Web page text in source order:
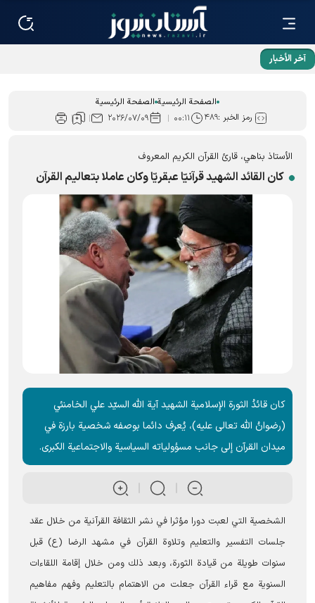
آخر الأخبار
الصفحة الرئيسية الصفحة الرئيسية
رمز الخبر :۴۸۹ ۰۰:۱۱ ۲۰۲۶/۰۷/۰۹
الأستاذ بناهي، قارئ القرآن الكريم المعروف
كان القائد الشهيد قرآنيّا عبقريّا وكان عاملا بتعاليم القرآن
كان قائدُ الثورة الإسلامیة الشهيد آية الله السيّد علي الخامنئي
(رضوانُ الله تعالى عليه)، يُعرف دائما بوصفه شخصية بارزة في
ميدان القرآن إلى جانب مسؤولياته السياسية والاجتماعية الكبرى.
الشخصية التي لعبت دورا مؤثرا في نشر الثقافة القرآنية من خلال عقد
جلسات التفسير والتعليم وتلاوة القرآن في مشهد الرضا (ع) قبل
سنوات طويلة من قيادة الثورة، وبعد ذلك ومن خلال إقامة اللقاءات
السنوية مع قراء القرآن جعلت من الاهتمام بالتعليم وفهم مفاهيم